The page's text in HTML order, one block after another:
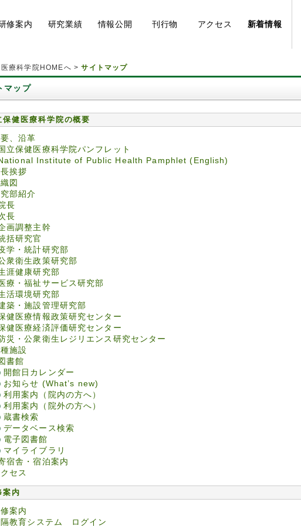
修案内 研究業績 情報公開 刊行物 アク セス 新着情報
療科学院HOMEへ >サイトマップ
マップ
保健医療科学院の概要
、沿革
立保健医療科学院パンフレット
Institute of Public Health Pamphlet (English)
挨拶
図
部紹介
長
長
画調整主幹
括研究官
学・統計研究部
衆衛生政策研究部
涯健康研究部
療・福祉サービス研究部
活環境研究部
築・施設管理研究部
健医療情報政策研究センター
健医療経済評価研究センター
災・公衆衛生レジリエンス研究センター
施設
書館
開館日カレンダー
お知らせ (What’s new)
利用案内（院内の方へ）
利用案内（院外の方へ）
蔵書検索
データベース検索
電子図書館
マイライブラリ
宿舎・宿泊案内
セス
案内
案内
教育システム ログイン